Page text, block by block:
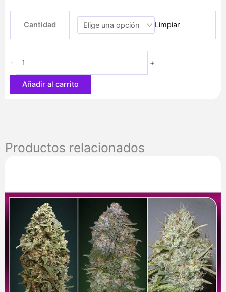
precios:
desde
44,10 €
Cantidad Limpiar
-
Train
cantidad
+
Añadir al carrito
Productos relacionados